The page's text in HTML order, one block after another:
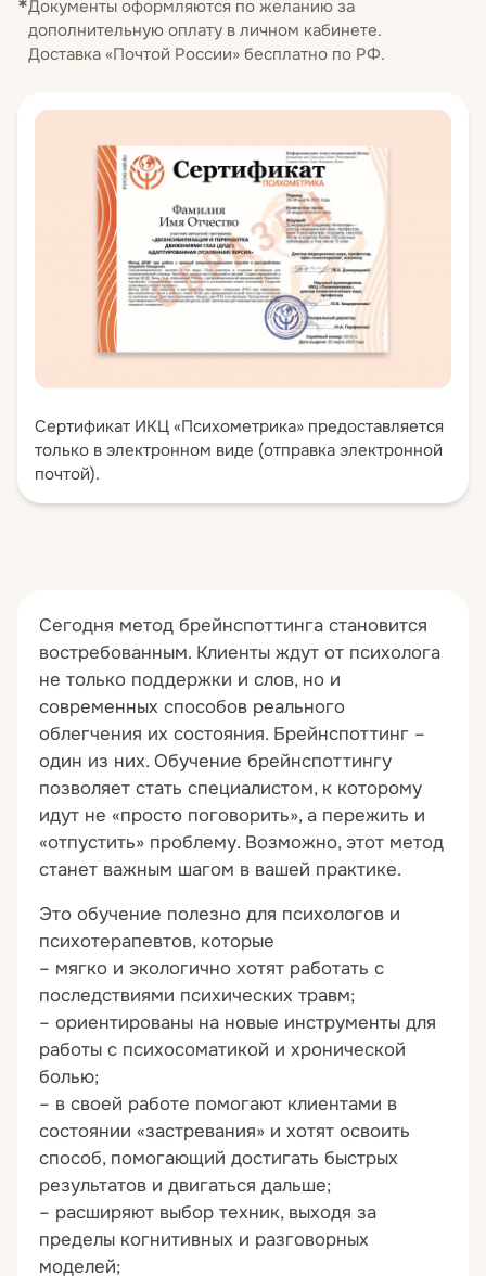
А.В. Голощапову интегрировать
современные знания о работе мозга в
Документы оформляются по желанию за
дополнительную оплату в личном кабинете.
Доставка «Почтой России» бесплатно по РФ.
Сертификат ИКЦ «Психометрика» предоставляется
только в электронном виде (отправка электронной
почтой).
Сегодня метод брейнспоттинга становится
востребованным. Клиенты ждут от психолога
не только поддержки и слов, но и
современных способов реального
облегчения их состояния. Брейнспоттинг –
один из них. Обучение брейнспоттингу
позволяет стать специалистом, к которому
идут не «просто поговорить», а пережить и
«отпустить» проблему. Возможно, этот метод
станет важным шагом в вашей практике.
Это обучение полезно для психологов и
психотерапевтов, которые
– мягко и экологично хотят работать с
последствиями психических травм;
– ориентированы на новые инструменты для
работы с психосоматикой и хронической
болью;
– в своей работе помогают клиентами в
состоянии «застревания» и хотят освоить
способ, помогающий достигать быстрых
результатов и двигаться дальше;
– расширяют выбор техник, выходя за
пределы когнитивных и разговорных
моделей;